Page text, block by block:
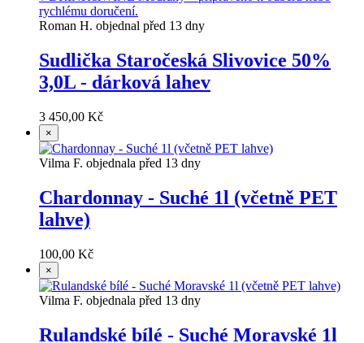
Roman H. objednal před 13 dny
Sudlička Staročeská Slivovice 50%
3,0L - dárková lahev
3 450,00 Kč
×
Vilma F. objednala před 13 dny
Chardonnay - Suché 1l (včetně PET
lahve)
100,00 Kč
×
Vilma F. objednala před 13 dny
Rulandské bílé - Suché Moravské 1l